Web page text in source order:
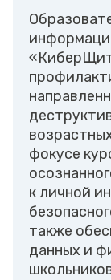
фокусе
к личной
также
данных и